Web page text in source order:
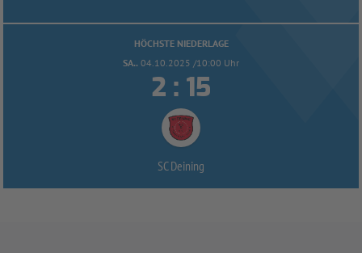
HÖCHSTE NIEDERLAGE
SA.. 04.10.2025 /10:00 Uhr
 : 
SC Deining